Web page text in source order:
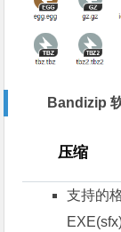
Bandizip
压缩
支持的